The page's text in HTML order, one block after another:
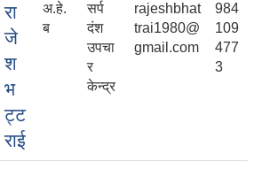
रा
जे
श
भ
ट्ट
राई
अ.हे.
ब
सर्प
दंश
उपचा
र
केन्द्र
rajeshbhat
trai1980@
gmail.com
984
109
477
3